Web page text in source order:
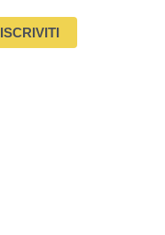
ISCRIVITI